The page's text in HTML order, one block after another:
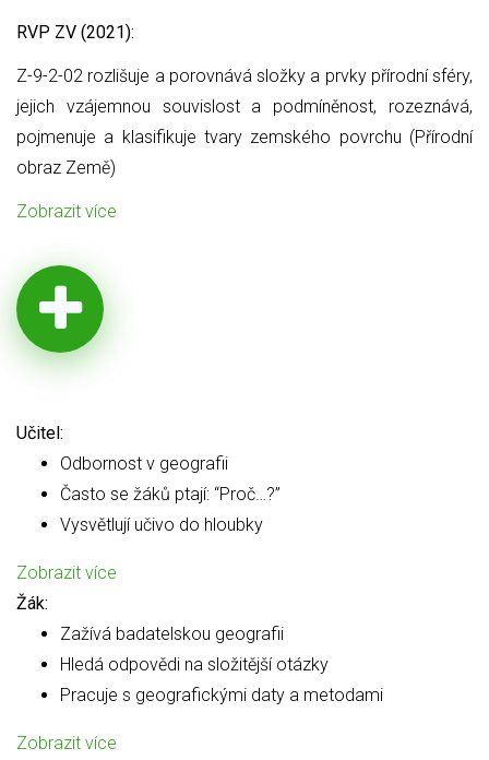
RVP ZV (2021):
Z-9-2-02 rozlišuje a porovnává složky a prvky přírodní sféry,
jejich vzájemnou souvislost a podmíněnost, rozeznává,
pojmenuje a klasifikuje tvary zemského povrchu (Přírodní
obraz Země)
Zobrazit více
Učitel:
Odbornost v geografii
Často se žáků ptají: “Proč…?”
Vysvětlují učivo do hloubky
Zobrazit více
Žák:
Zažívá badatelskou geografii
Hledá odpovědi na složitější otázky
Pracuje s geografickými daty a metodami
Zobrazit více